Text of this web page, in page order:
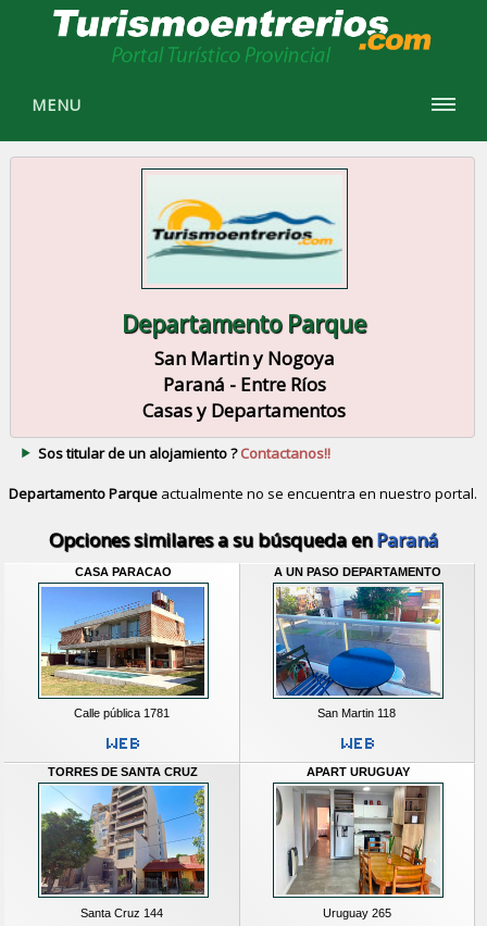
MENU
Departamento Parque
San Martin y Nogoya
Paraná - Entre Ríos
Casas y Departamentos
Sos titular de un alojamiento ?Contactanos!!
Departamento Parque actualmente no se encuentra en nuestro portal.
Opciones similares a su búsqueda enParaná
CASA PARACAO
Calle pública 1781
A UN PASO DEPARTAMENTO
San Martin 118
TORRES DE SANTA CRUZ
Santa Cruz 144
APART URUGUAY
Uruguay 265